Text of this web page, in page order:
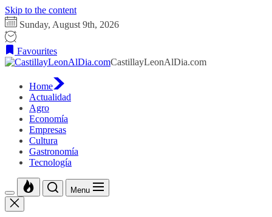
Skip to the content
Sunday, August 9th, 2026
Favourites
CastillayLeonAlDia.com
Home
Actualidad
Agro
Economía
Empresas
Cultura
Gastronomía
Tecnología
Menu